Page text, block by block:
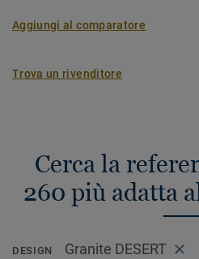
Aggiungi al comparatore
Trova un rivenditore
Cerca la
260 più adatta
DESIGN Granite DESERT